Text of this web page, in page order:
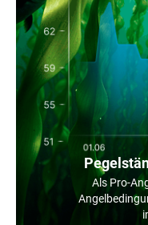
Als Pro-